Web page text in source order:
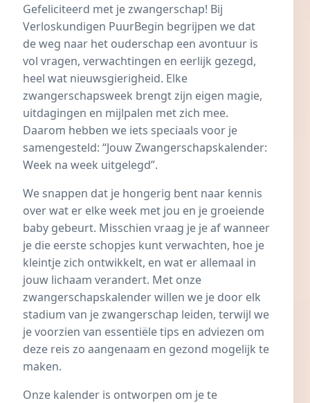
Gefeliciteerd met je zwangerschap! Bij
Verloskundigen PuurBegin begrijpen we dat
de weg naar het ouderschap een avontuur is
vol vragen, verwachtingen en eerlijk gezegd,
heel wat nieuwsgierigheid. Elke
zwangerschapsweek brengt zijn eigen magie,
uitdagingen en mijlpalen met zich mee.
Daarom hebben we iets speciaals voor je
samengesteld: “Jouw Zwangerschapskalender:
Week na week uitgelegd”.
We snappen dat je hongerig bent naar kennis
over wat er elke week met jou en je groeiende
baby gebeurt. Misschien vraag je je af wanneer
je die eerste schopjes kunt verwachten, hoe je
kleintje zich ontwikkelt, en wat er allemaal in
jouw lichaam verandert. Met onze
zwangerschapskalender willen we je door elk
stadium van je zwangerschap leiden, terwijl we
je voorzien van essentiële tips en adviezen om
deze reis zo aangenaam en gezond mogelijk te
maken.
Onze kalender is ontworpen om je te